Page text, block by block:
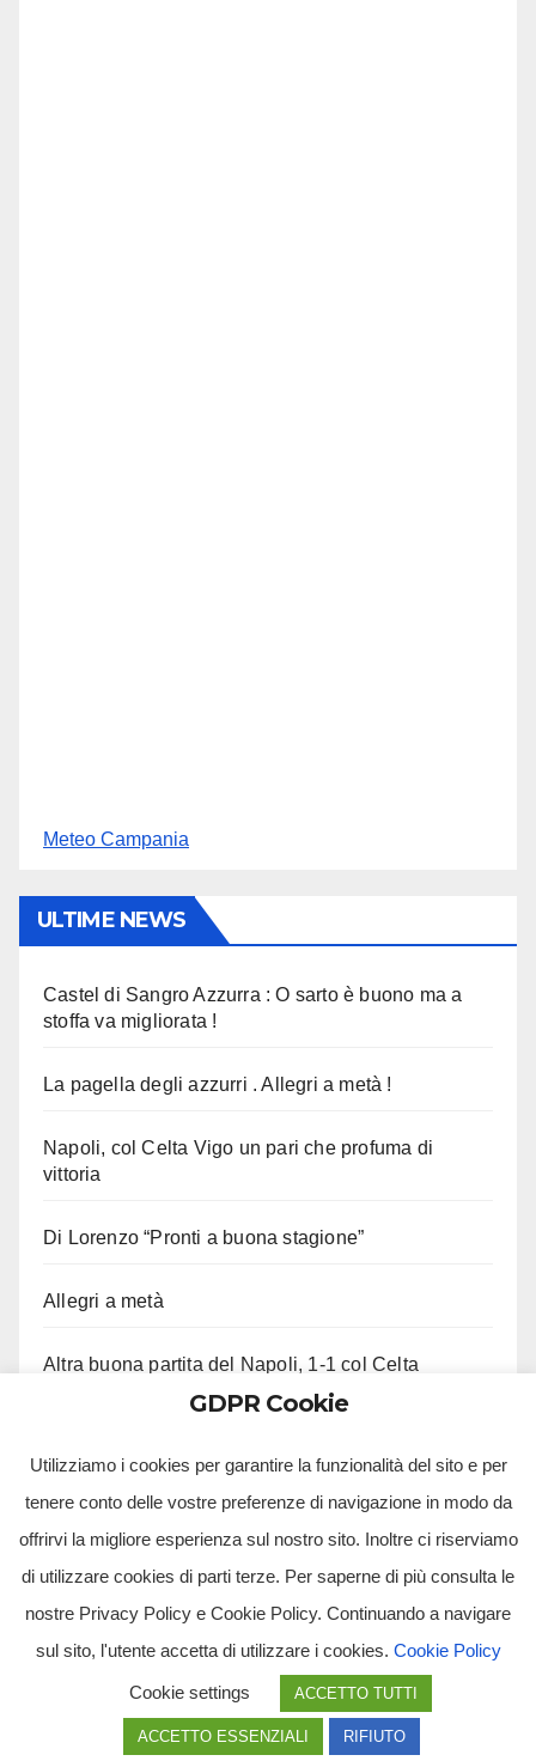
Meteo Campania
ULTIME NEWS
Castel di Sangro Azzurra : O sarto è buono ma a
stoffa va migliorata !
La pagella degli azzurri . Allegri a metà !
Napoli, col Celta Vigo un pari che profuma di
vittoria
Di Lorenzo “Pronti a buona stagione”
Allegri a metà
Altra buona partita del Napoli, 1-1 col Celta
Tv Multimidia Srl - Via Giulio Natta, SNC, 80126, Napoli (NA).
giornalistica registrata presso il Tribunale di Santa Maria Capua Vetere CE. Tutti i diritti riservati.
GDPR Cookie
Utilizziamo i cookies per garantire la funzionalità del sito e per
tenere conto delle vostre preferenze di navigazione in modo da
offrirvi la migliore esperienza sul nostro sito. Inoltre ci riserviamo
di utilizzare cookies di parti terze. Per saperne di più consulta le
nostre Privacy Policy e Cookie Policy. Continuando a navigare
sul sito, l'utente accetta di utilizzare i cookies. Cookie Policy
Cookie settings ACCETTO TUTTI
ACCETTO ESSENZIALI RIFIUTO